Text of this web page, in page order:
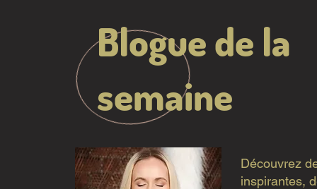
Blogue de la
semaine
Découvrez
inspirantes,